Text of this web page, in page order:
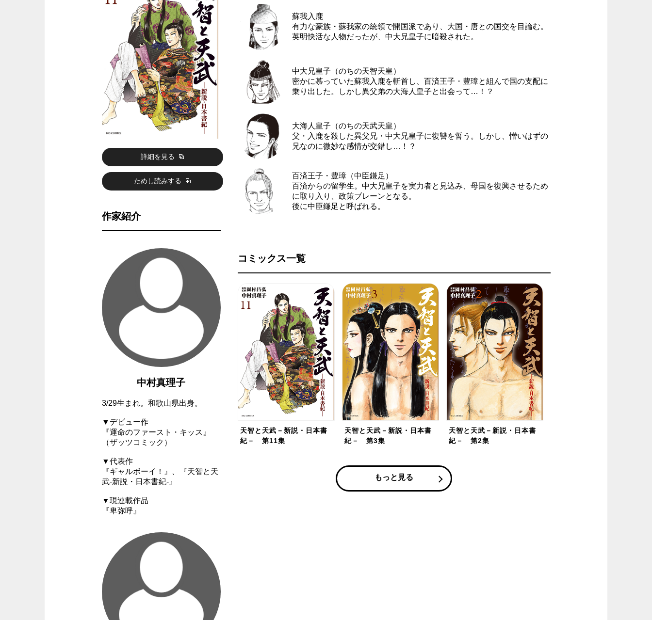
詳細を見る
ためし読みする
作家紹介
中村真理子
3/29生まれ。和歌山県出身。
▼デビュー作
『運命のファースト・キッス』
（ザッツコミック）
▼代表作
『ギャルボーイ！』、『天智と天
武-新説・日本書紀-』
▼現連載作品
『卑弥呼』
蘇我入鹿
有力な豪族・蘇我家の統領で開国派であり、大国・唐との国交を目論む。
英明快活な人物だったが、中大兄皇子に暗殺された。
中大兄皇子（のちの天智天皇）
密かに慕っていた蘇我入鹿を斬首し、百済王子・豊璋と組んで国の支配に
乗り出した。しかし異父弟の大海人皇子と出会って…！？
大海人皇子（のちの天武天皇）
父・入鹿を殺した異父兄・中大兄皇子に復讐を誓う。しかし、憎いはずの
兄なのに微妙な感情が交錯し…！？
百済王子・豊璋（中臣鎌足）
百済からの留学生。中大兄皇子を実力者と見込み、母国を復興させるため
に取り入り、政策ブレーンとなる。
後に中臣鎌足と呼ばれる。
コミックス一覧
天智と天武－新説・日本書
紀－ 第11集
天智と天武－新説・日本書
紀－ 第3集
天智と天武－新説・日本書
紀－ 第2集
もっと見る